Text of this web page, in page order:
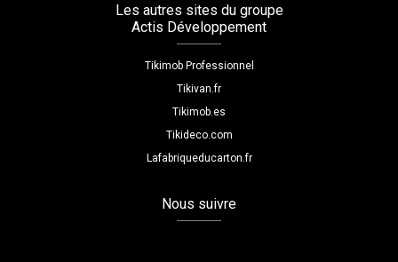
Les autres sites du groupe
Actis Développement
Tikimob Professionnel
Tikivan.fr
Tikimob.es
Tikideco.com
Lafabriqueducarton.fr
Nous suivre